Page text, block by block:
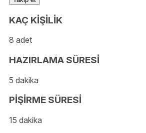
KAÇ KİŞİLİK
8 adet
HAZIRLAMA SÜRESİ
5 dakika
PİŞİRME SÜRESİ
15 dakika